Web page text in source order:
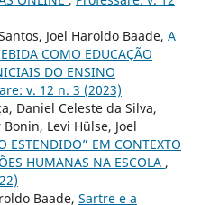
Joel Haroldo Baade, A
COMO EDUCAÇÃO
DO ENSINO
v. 12 n. 3 (2023)
Daniel Celeste da Silva,
Levi Hülse, Joel
ESTENDIDO” EM CONTEXTO
HUMANAS NA ESCOLA ,
Baade, Sartre e a